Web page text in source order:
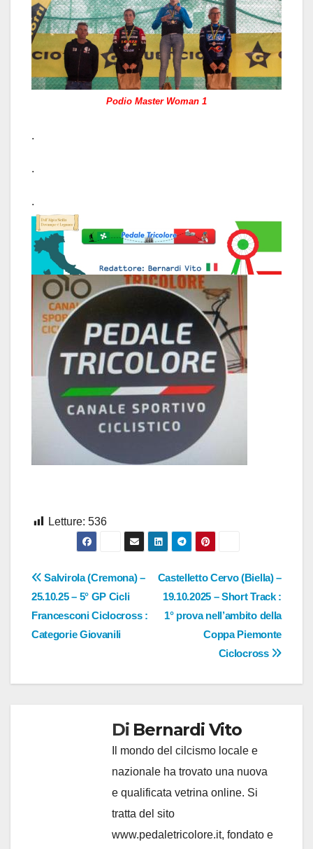
Podio Master Woman 1
.
.
.
Letture: 536
Navigazione
articoli
Castelletto Cervo (Biella) –
19.10.2025 – Short Track :
1° prova nell’ambito della
Coppa Piemonte
Ciclocross
Salvirola (Cremona) –
25.10.25 – 5° GP Cicli
Francesconi Ciclocross :
Categorie Giovanili
Di Bernardi Vito
Il mondo del cilcismo locale e
nazionale ha trovato una nuova
e qualificata vetrina online. Si
tratta del sito
www.pedaletricolore.it, fondato e